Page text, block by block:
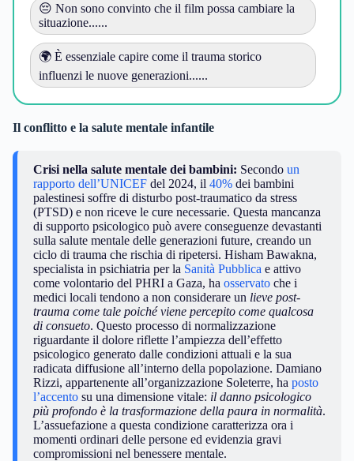
😔 Non sono convinto che il film possa cambiare la
situazione......
🌍 È essenziale capire come il trauma storico
influenzi le nuove generazioni......
Il conflitto e la salute mentale infantile
Crisi nella salute mentale dei bambini: Secondo un
rapporto dell’UNICEFdel 2024, il 40%dei bambini
palestinesi soffre di disturbo post-traumatico da stress
(PTSD) e non riceve le cure necessarie. Questa mancanza
di supporto psicologico può avere conseguenze devastanti
sulla salute mentale delle generazioni future, creando un
ciclo di trauma che rischia di ripetersi. Hisham Bawakna,
specialista in psichiatria per la Sanità Pubblica e attivo
come volontario del PHRI a Gaza, ha osservatoche i
medici locali tendono a non considerare un lieve post-
trauma come tale poiché viene percepito come qualcosa
di consueto. Questo processo di normalizzazione
riguardante il dolore riflette l’ampiezza dell’effetto
psicologico generato dalle condizioni attuali e la sua
radicata diffusione all’interno della popolazione. Damiano
Rizzi, appartenente all’organizzazione Soleterre, ha posto
l’accentosu una dimensione vitale: il danno psicologico
più profondo è la trasformazione della paura in normalità.
L’assuefazione a questa condizione caratterizza ora i
momenti ordinari delle persone ed evidenzia gravi
compromissioni nel benessere mentale.